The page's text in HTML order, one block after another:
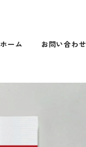
ホーム お問い合わせ